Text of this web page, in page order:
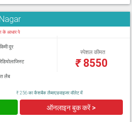
के आधार पे
दूर
लैब
स्पेशल कीमत
₹8550
₹ 256 का कैशबैक लैब्सएडवाइजर वॉलेट में
ऑनलाइन बुक करें >